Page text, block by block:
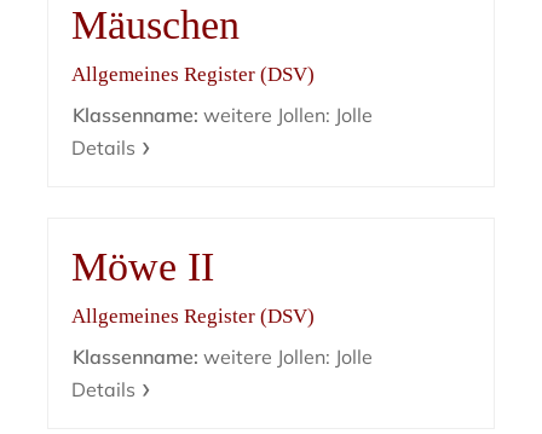
Mäuschen
Allgemeines Register (DSV)
Klassenname: weitere Jollen: Jolle
Details
Möwe II
Allgemeines Register (DSV)
Klassenname: weitere Jollen: Jolle
Details